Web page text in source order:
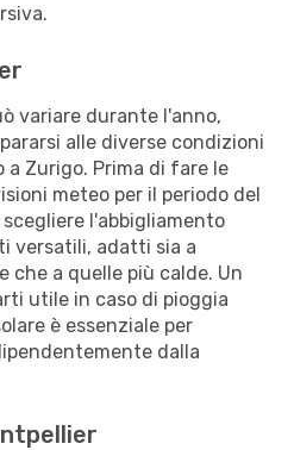
variare durante l'anno,
alle diverse condizioni
Zurigo. Prima di fare le
meteo per il periodo del
l'abbigliamento
versatili, adatti sia a
che a quelle più calde. Un
utile in caso di pioggia
è essenziale per
dalla